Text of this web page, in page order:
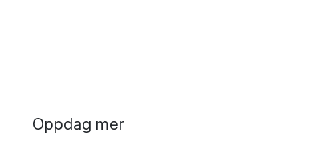
Oppdag mer